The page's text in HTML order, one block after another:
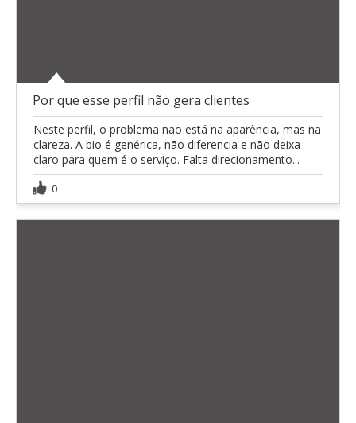
Por que esse perfil não gera clientes
Neste perfil, o problema não está na aparência, mas na
clareza. A bio é genérica, não diferencia e não deixa
claro para quem é o serviço. Falta direcionamento...
0